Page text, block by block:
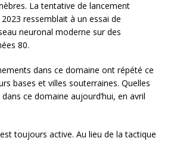
La tentative de lancement
ressemblait à un essai de
neuronal moderne sur des
80.
dans ce domaine ont répété ce
bases et villes souterraines. Quelles
ce domaine aujourd’hui, en avril
toujours active. Au lieu de la tactique